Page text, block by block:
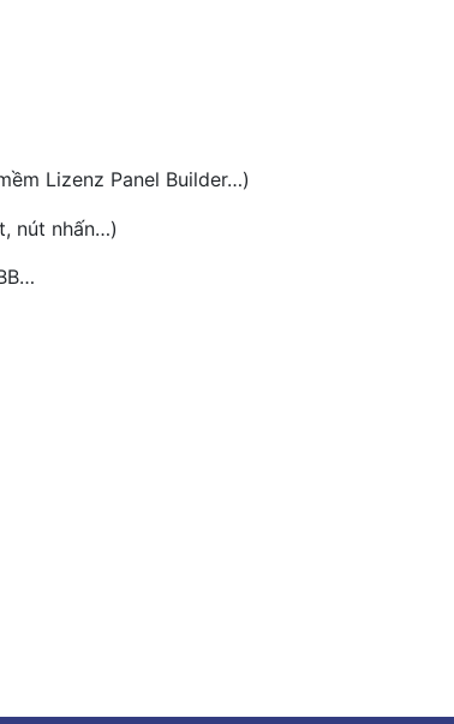
Lizenz Panel Builder…)
nút nhấn…)